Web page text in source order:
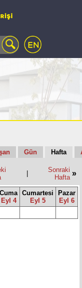
Gün Hafta
|
Sonraki
Hafta »
Cuma
Eyl 4
Cumartesi
Eyl 5
Pazar
Eyl 6